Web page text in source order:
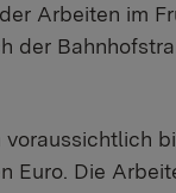
Arbeiten im
der
Euro. Die